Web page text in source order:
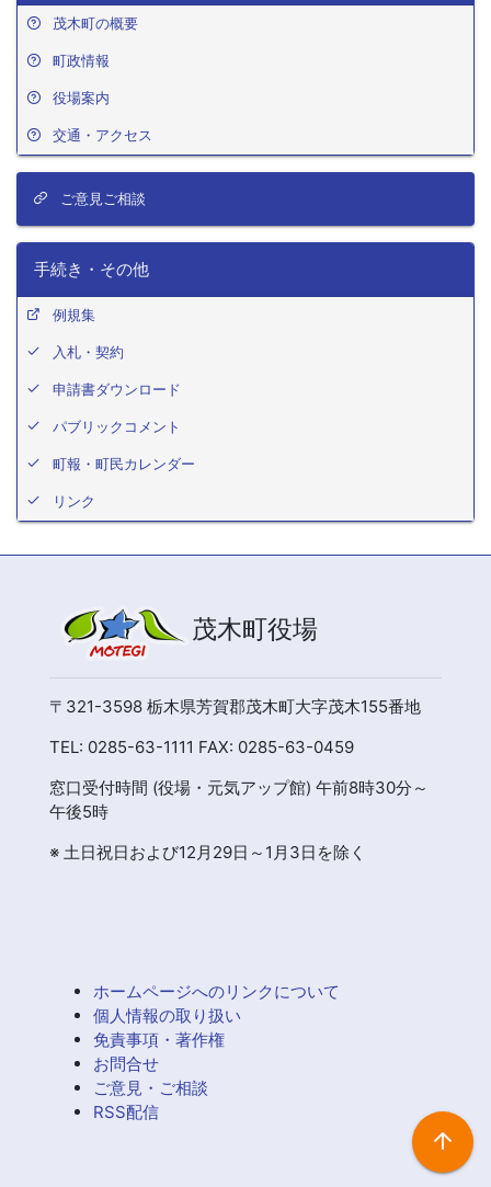
茂木町の概要
町政情報
役場案内
交通・アクセス
ご意見ご相談
手続き・その他
例規集
入札・契約
申請書ダウンロード
パブリックコメント
町報・町民カレンダー
リンク
茂木町役場
〒321-3598 栃木県芳賀郡茂木町大字茂木155番地
TEL: 0285-63-1111 FAX: 0285-63-0459
窓口受付時間 (役場・元気アップ館) 午前8時30分～
午後5時
※ 土日祝日および12月29日～1月3日を除く
ホームページへのリンクについて
個人情報の取り扱い
免責事項・著作権
お問合せ
ご意見・ご相談
RSS配信